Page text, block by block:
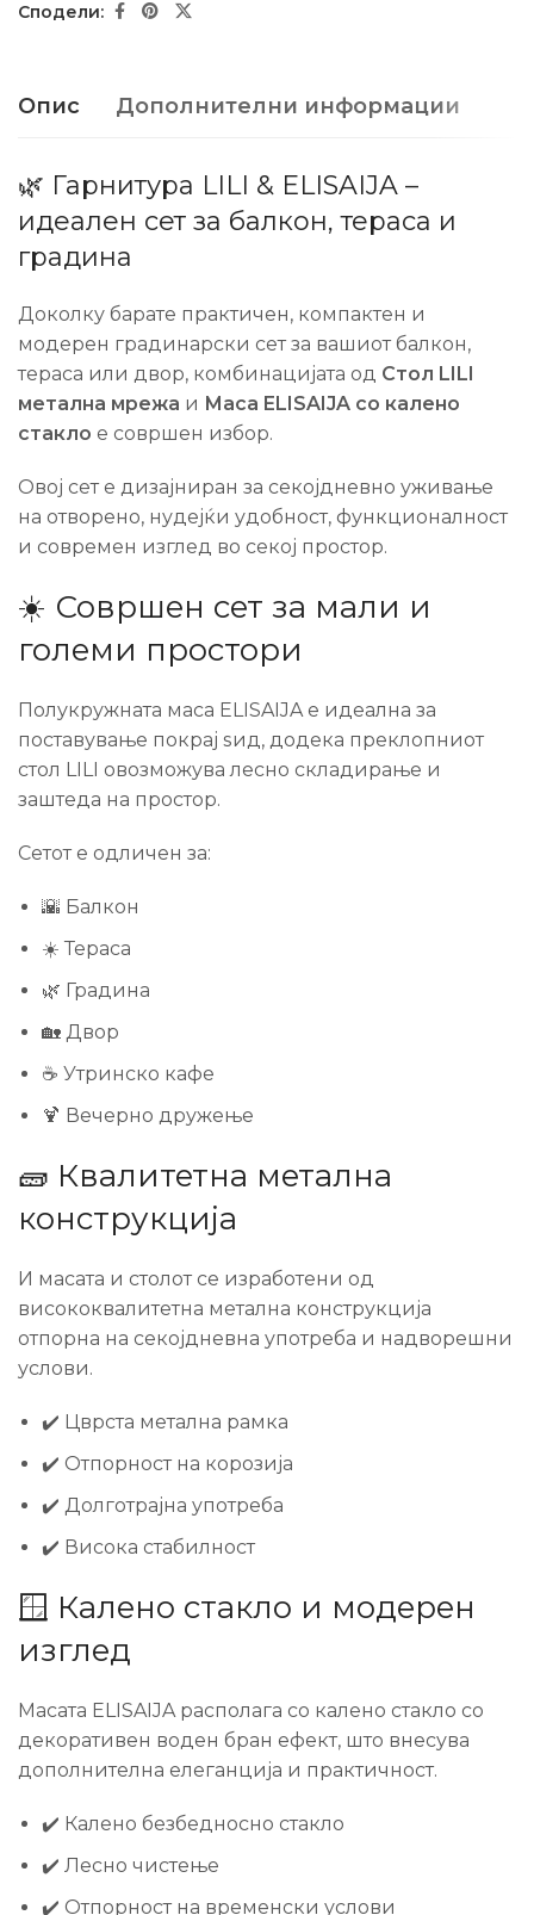
Опис Дополнителни информации
🌿 Гарнитура LILI & ELISAIJA –
идеален сет за балкон, тераса и
градина
Доколку барате практичен, компактен и
модерен градинарски сет за вашиот балкон,
тераса или двор, комбинацијата од Стол LILI
метална мрежа и Маса ELISAIJA со калено
стакло е совршен избор.
Овој сет е дизајниран за секојдневно уживање
на отворено, нудејќи удобност, функционалност
и современ изглед во секој простор.
☀️ Совршен сет за мали и
големи простори
Полукружната маса ELISAIJA е идеална за
поставување покрај ѕид, додека преклопниот
стол LILI овозможува лесно складирање и
заштеда на простор.
Сетот е одличен за:
🌇 Балкон
☀️ Тераса
🌿 Градина
🏡 Двор
☕ Утринско кафе
🍹 Вечерно дружење
🧱 Квалитетна метална
конструкција
И масата и столот се изработени од
висококвалитетна метална конструкција
отпорна на секојдневна употреба и надворешни
услови.
✔️ Цврста метална рамка
✔️ Отпорност на корозија
✔️ Долготрајна употреба
✔️ Висока стабилност
🪟 Калено стакло и модерен
изглед
Масата ELISAIJA располага со калено стакло со
декоративен воден бран ефект, што внесува
дополнителна елеганција и практичност.
✔️ Калено безбедносно стакло
✔️ Лесно чистење
✔️ Отпорност на временски услови